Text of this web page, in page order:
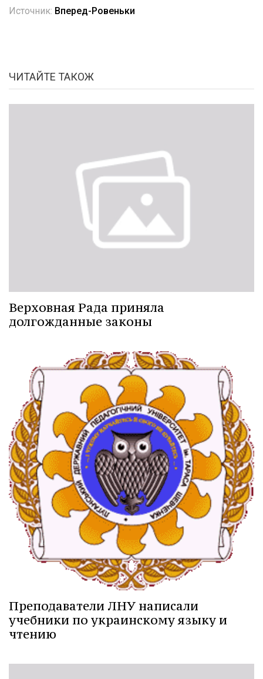
Источник: Вперед-Ровеньки
ЧИТАЙТЕ ТАКОЖ
Верховная Рада приняла
долгожданные законы
Преподаватели ЛНУ написали
учебники по украинскому языку и
чтению